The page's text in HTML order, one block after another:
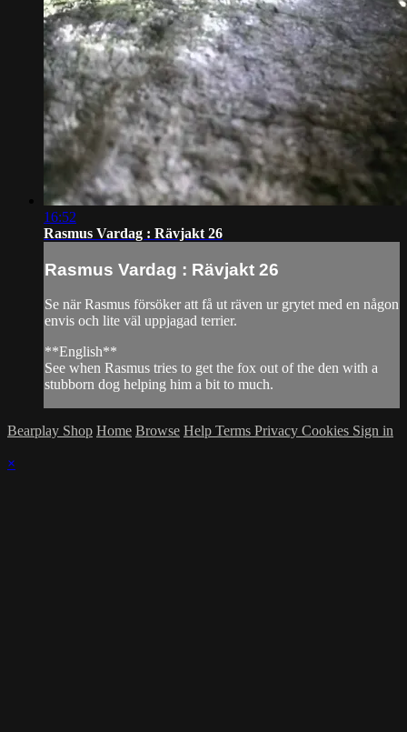
16:52
Rasmus Vardag : Rävjakt 26
Rasmus Vardag : Rävjakt 26
Se när Rasmus försöker att få ut räven ur grytet med en någon
envis och lite väl uppjagad terrier.
**English**
See when Rasmus tries to get the fox out of the den with a
stubborn dog helping him a bit to much.
Bearplay Shop Home Browse Help Terms Privacy Cookies Sign in
×